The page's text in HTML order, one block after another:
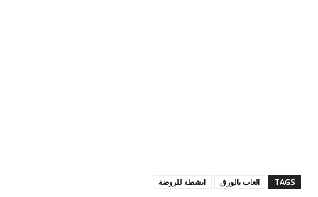
TAGS العاب بالورق انشطة للروضة